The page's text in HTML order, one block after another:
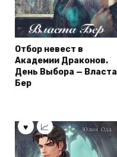
Отбор невест в
Академии Драконов.
День Выбора — Власта
Бер